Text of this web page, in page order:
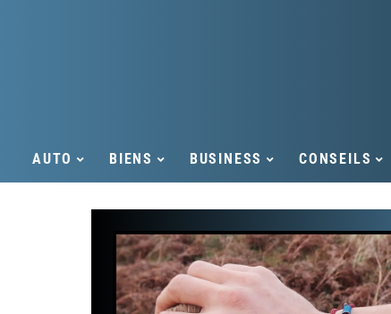
AUTO BIENS BUSINESS CONSEILS